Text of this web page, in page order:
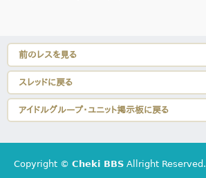
前のレスを見る
スレッドに戻る
アイドルグループ・ユニット掲示板に戻る
Copyright © Cheki BBS Allright Reserved.